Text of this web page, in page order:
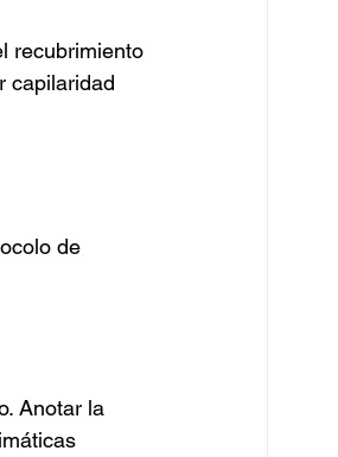
recubrimiento
capilaridad
de
Anotar la